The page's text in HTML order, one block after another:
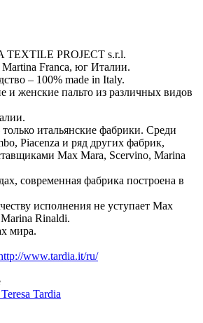
PROJECT s.r.l.
Franca, юг Италии.
– 100% made in Italy.
и женские пальто из различных видов
итальянские фабрики. Среди
Piacenza и ряд других фабрик,
Max Mara, Scervino, Marina
современная фабрика построена в
исполнения не уступает Max
Rinaldi.
мира.
www.tardia.it/ru/
Tardia